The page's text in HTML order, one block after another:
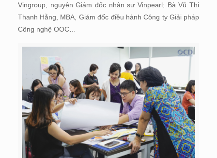
Vingroup, nguyên Giám đốc nhân sự Vinpearl; Bà Vũ Thị
Thanh Hằng, MBA, Giám đốc điều hành Công ty Giải pháp
Công nghệ OOC…